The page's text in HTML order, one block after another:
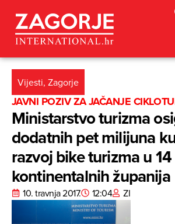
Vijesti, Zagorje
JAVNI POZIV ZA JAČANJE
Ministarstvo turizma
dodatnih pet milijuna
razvoj bike turizma u 14
kontinentalnih županija
10. travnja 2017. 12:04 ZI